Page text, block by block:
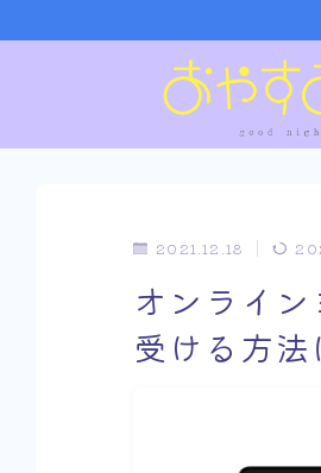
2021.12.18
オンライ
受ける方法